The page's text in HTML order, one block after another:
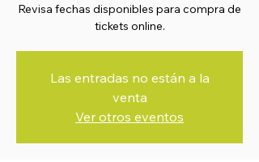
Revisa fechas disponibles para compra de
tickets online.
Las entradas no están a la
venta
Ver otros eventos